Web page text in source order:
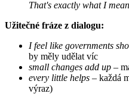
That's exactly what I
Užitečné fráze z dialogu:
I feel like governments
by měly udělat víc
small changes add up –
every little helps – každá
výraz)